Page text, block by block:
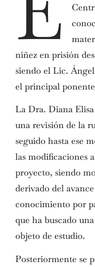
niñez en prisión
siendo el Lic.
el principal
La Dra. Diana
una revisión de la
seguido hasta ese
las modificaciones
proyecto, siendo
derivado del
conocimiento por
que ha buscado
objeto de estudio.
Posteriormente se